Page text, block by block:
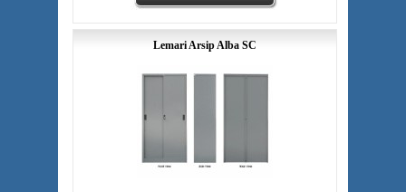
Lemari Arsip Alba SC